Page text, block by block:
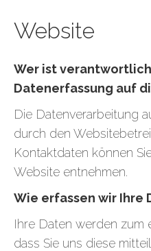
Website
Wer ist
Datenerfassung auf
Die Datenverarbeitung
durch den
Kontaktdaten können
Website entnehmen.
Wie erfassen wir Ihre
Ihre Daten werden zum
dass Sie uns diese